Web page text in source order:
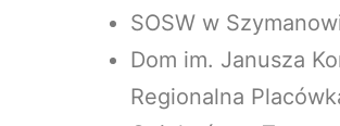
SOSW w
Dom im. Janusza
Regionalna